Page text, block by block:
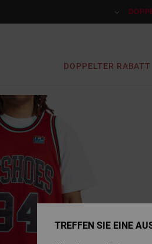
DOPPELTER RABATT
TREFFEN SIE EINE